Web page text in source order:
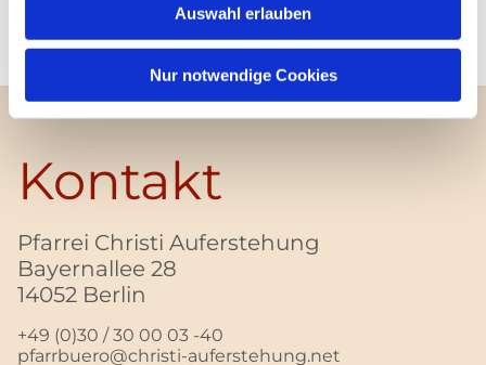
Auswahl erlauben
Nur notwendige Cookies
Kontakt
Pfarrei Christi Auferstehung
Bayernallee 28
14052 Berlin
+49 (0)30 / 30 00 03 -40
pfarrbuero@christi-auferstehung.net